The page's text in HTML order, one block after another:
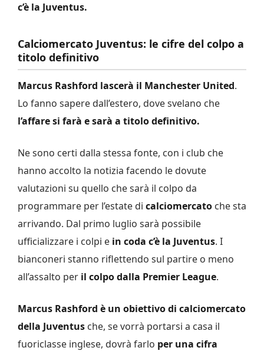
c’è la Juventus.
Calciomercato Juventus: le cifre del colpo a
titolo definitivo
Marcus Rashford lascerà il Manchester United.
Lo fanno sapere dall’estero, dove svelano che
l’affare si farà e sarà a titolo definitivo.
Ne sono certi dalla stessa fonte, con i club che
hanno accolto la notizia facendo le dovute
valutazioni su quello che sarà il colpo da
programmare per l’estate di calciomercato che sta
arrivando. Dal primo luglio sarà possibile
ufficializzare i colpi e in coda c’è la Juventus. I
bianconeri stanno riflettendo sul partire o meno
all’assalto per il colpo dalla Premier League.
Marcus Rashford è un obiettivo di calciomercato
della Juventus che, se vorrà portarsi a casa il
fuoriclasse inglese, dovrà farlo per una cifra